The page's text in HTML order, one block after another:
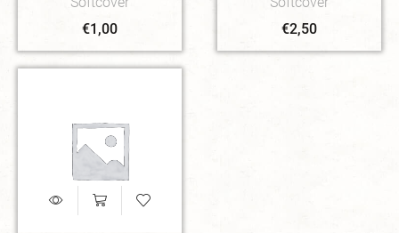
€1,00
€2,50